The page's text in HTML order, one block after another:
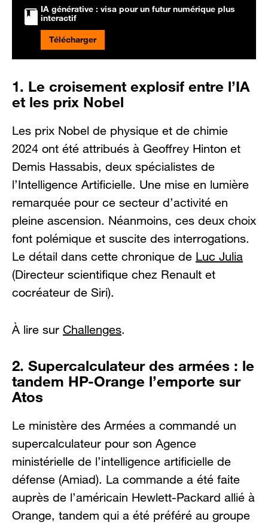
IA générative : visa pour un futur numérique plus
interactif
Télécharger
1. Le croisement explosif entre l’IA
et les prix Nobel
Les prix Nobel de physique et de chimie
2024 ont été attribués à Geoffrey Hinton et
Demis Hassabis, deux spécialistes de
l’Intelligence Artificielle. Une mise en lumière
remarquée pour ce secteur d’activité en
pleine ascension. Néanmoins, ces deux choix
font polémique et suscite des interrogations.
Le détail dans cette chronique de Luc Julia
(Directeur scientifique chez Renault et
cocréateur de Siri).
À lire sur Challenges.
2. Supercalculateur des armées : le
tandem HP-Orange l’emporte sur
Atos
Le ministère des Armées a commandé un
supercalculateur pour son Agence
ministérielle de l’intelligence artificielle de
défense (Amiad). La commande a été faite
auprès de l’américain Hewlett-Packard allié à
Orange, tandem qui a été préféré au groupe